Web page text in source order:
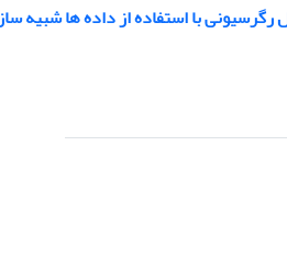
با استفاده از داده ها شبیه